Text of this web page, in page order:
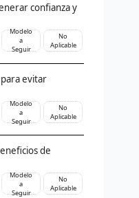
confianza y
Modelo
a
Seguir
No
Aplicable
para evitar
Modelo
a
Seguir
No
Aplicable
de
Modelo
a
Seguir
No
Aplicable